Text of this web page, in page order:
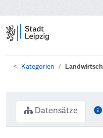
Kategorien
Datensätze